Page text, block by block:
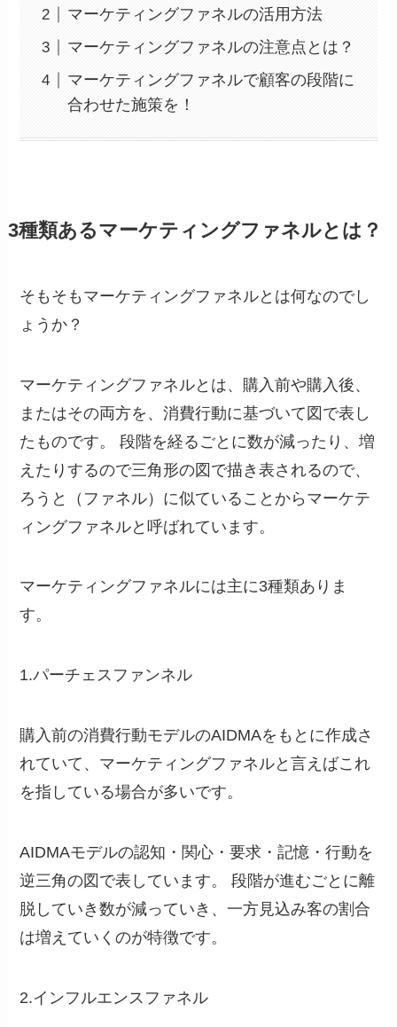
マーケティングファネルの活用方法
マーケティングファネルの注意点とは？
マーケティングファネルで顧客の段階に
合わせた施策を！
3種類あるマーケティングファネルとは？
そもそもマーケティングファネルとは何なのでし
ょうか？
マーケティングファネルとは、購入前や購入後、
またはその両方を、消費行動に基づいて図で表し
たものです。 段階を経るごとに数が減ったり、増
えたりするので三角形の図で描き表されるので、
ろうと（ファネル）に似ていることからマーケテ
ィングファネルと呼ばれています。
マーケティングファネルには主に3種類ありま
す。
1.パーチェスファンネル
購入前の消費行動モデルのAIDMAをもとに作成さ
れていて、マーケティングファネルと言えばこれ
を指している場合が多いです。
AIDMAモデルの認知・関心・要求・記憶・行動を
逆三角の図で表しています。 段階が進むごとに離
脱していき数が減っていき、一方見込み客の割合
は増えていくのが特徴です。
2.インフルエンスファネル